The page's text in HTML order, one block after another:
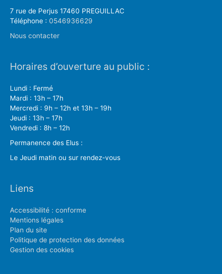
7 rue de Perjus 17460 PREGUILLAC
Téléphone : 0546936629
Nous contacter
Horaires d’ouverture au public :
Lundi : Fermé
Mardi : 13h – 17h
Mercredi : 9h – 12h et 13h – 19h
Jeudi : 13h – 17h
Vendredi : 8h – 12h
Permanence des Elus :
Le Jeudi matin ou sur rendez-vous
Liens
Accessibilité : conforme
Mentions légales
Plan du site
Politique de protection des données
Gestion des cookies